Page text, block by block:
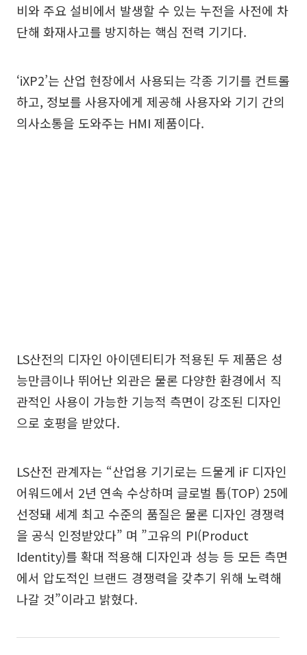
비와 주요 설비에서 발생할 수 있는 누전을 사전에 차
단해 화재사고를 방지하는 핵심 전력 기기다.
‘iXP2’는 산업 현장에서 사용되는 각종 기기를 컨트롤
하고, 정보를 사용자에게 제공해 사용자와 기기 간의
의사소통을 도와주는 HMI 제품이다.
LS산전의 디자인 아이덴티티가 적용된 두 제품은 성
능만큼이나 뛰어난 외관은 물론 다양한 환경에서 직
관적인 사용이 가능한 기능적 측면이 강조된 디자인
으로 호평을 받았다.
LS산전 관계자는 “산업용 기기로는 드물게 iF 디자인
어워드에서 2년 연속 수상하며 글로벌 톱(TOP) 25에
선정돼 세계 최고 수준의 품질은 물론 디자인 경쟁력
을 공식 인정받았다” 며 ”고유의 PI(Product
Identity)를 확대 적용해 디자인과 성능 등 모든 측면
에서 압도적인 브랜드 경쟁력을 갖추기 위해 노력해
나갈 것”이라고 밝혔다.